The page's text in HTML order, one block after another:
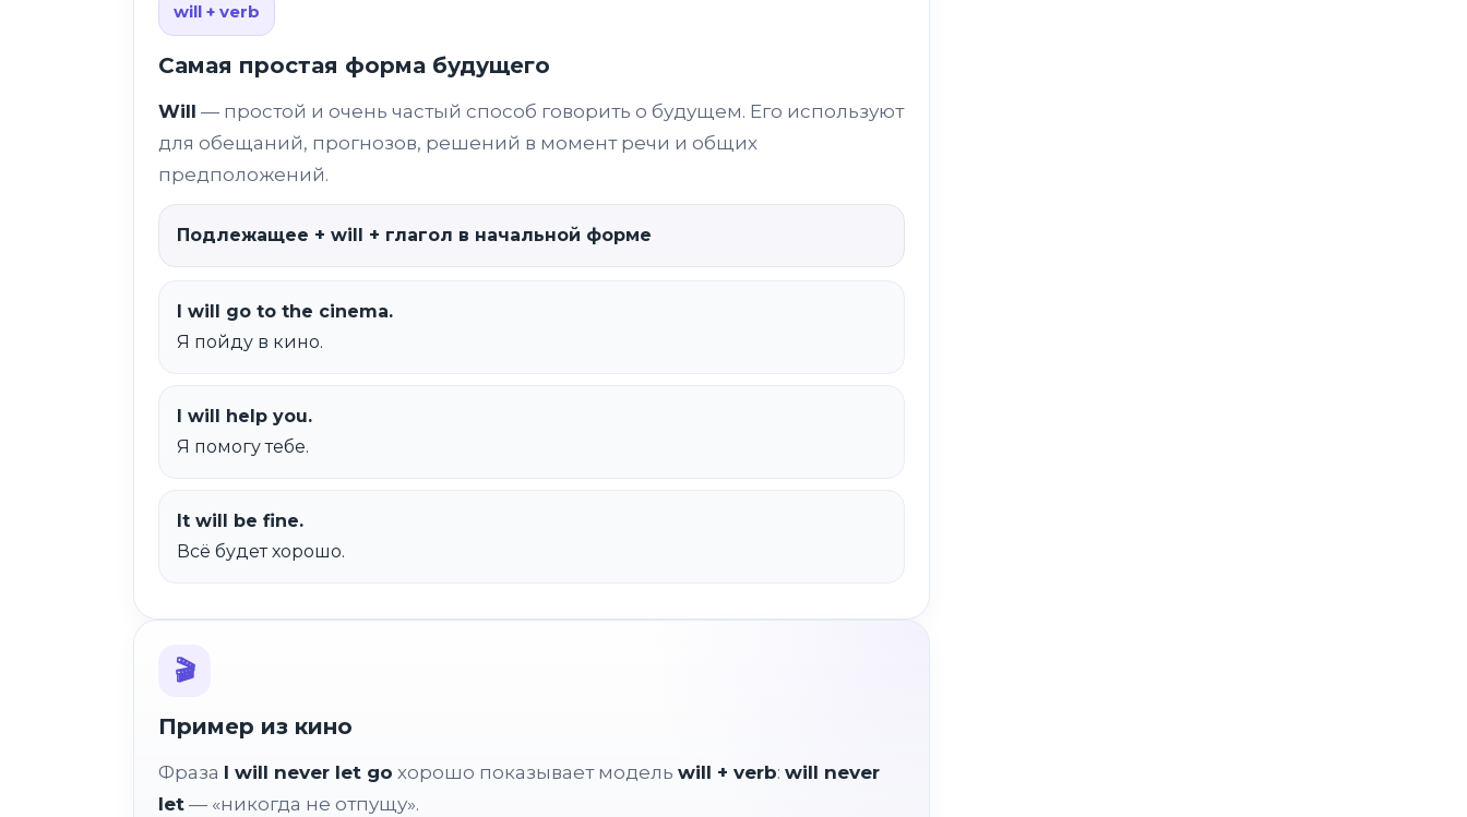
will + verb
Самая простая форма будущего
Will — простой и очень частый способ говорить о будущем. Его используют
для обещаний, прогнозов, решений в момент речи и общих
предположений.
Подлежащее + will + глагол в начальной форме
I will go to the cinema.
Я пойду в кино.
I will help you.
Я помогу тебе.
It will be fine.
Всё будет хорошо.
🎬
Пример из кино
Фраза I will never let go хорошо показывает модель will + verb: will never
let — «никогда не отпущу».